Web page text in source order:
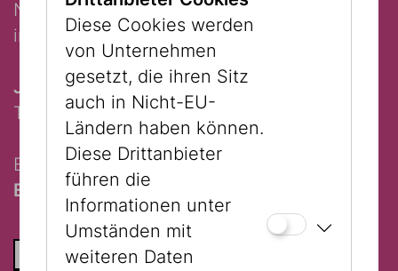
Norwegen erschienen, erregte das Buch
internationales Aufsehen.
Julia Blechingerliest aus Ruth Maiers
Tagebucheinträgen und Briefen.
Einlass 18:00 Uhr
Eintritt frei
ZURÜCK ZUR LISTE
Diese Cookies werden
von Unternehmen
gesetzt, die ihren Sitz
auch in Nicht-EU-
Ländern haben können.
Diese Drittanbieter
führen die
Informationen unter
Umständen mit
weiteren Daten